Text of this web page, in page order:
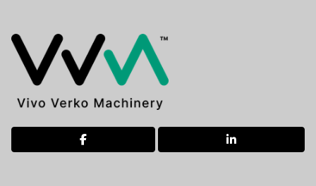
facebook linkedin